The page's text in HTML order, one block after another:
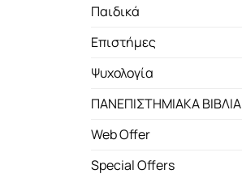
Παιδικά
Επιστήμες
Ψυχολογία
ΠΑΝΕΠΙΣΤΗΜΙΑΚΑ ΒΙΒΛΙΑ
Web Offer
Special Offers